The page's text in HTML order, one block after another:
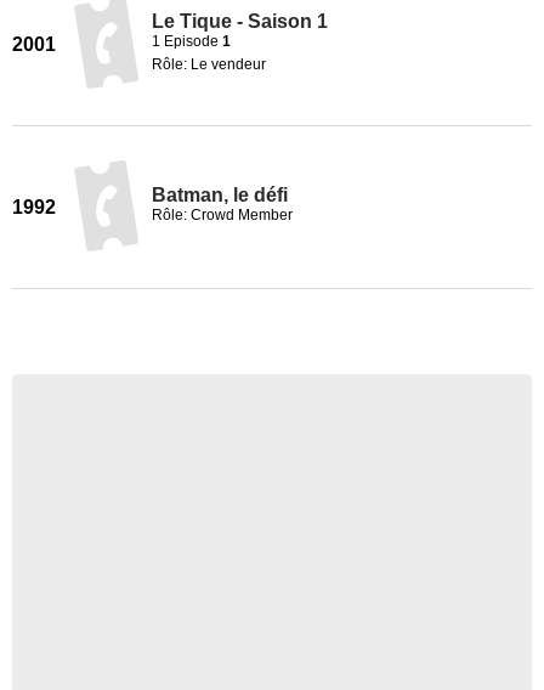
2001
Le Tique - Saison 1
1 Episode 1
Rôle: Le vendeur
1992
Batman, le défi
Rôle: Crowd Member